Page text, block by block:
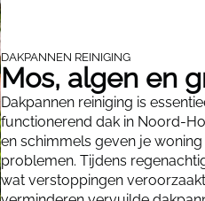
DAKPANNEN REINIGING
Mos, algen en
Dakpannen reiniging is
functionerend dak in Noord-
en schimmels geven je
problemen. Tijdens
wat verstoppingen